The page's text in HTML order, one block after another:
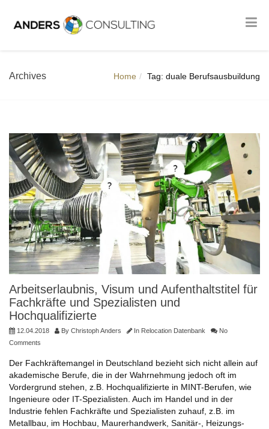
Archives Home Tag: duale Berufsausbuildung
Arbeitserlaubnis, Visum und Aufenthaltstitel für
Fachkräfte und Spezialisten und
Hochqualifizierte
12.04.2018 By Christoph Anders In Relocation Datenbank
No
Comments
Der Fachkräftemangel in Deutschland bezieht sich nicht allein auf
akademische Berufe, die in der Wahrnehmung jedoch oft im
Vordergrund stehen, z.B. Hochqualifizierte in MINT-Berufen, wie
Ingenieure oder IT-Spezialisten. Auch im Handel und in der
Industrie fehlen Fachkräfte und Spezialisten zuhauf, z.B. im
Metallbau, im Hochbau, Maurerhandwerk, Sanitär-, Heizungs-